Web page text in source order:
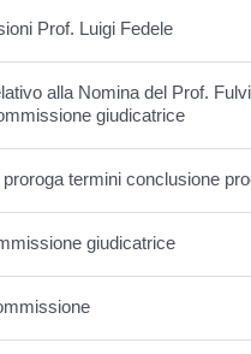
Prof. Luigi Fedele
alla Nomina del Prof.
giudicatrice
termini conclusione
giudicatrice